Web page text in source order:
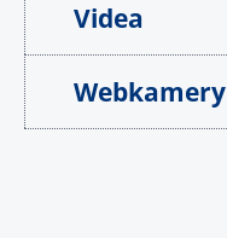
Videa
Webkamery